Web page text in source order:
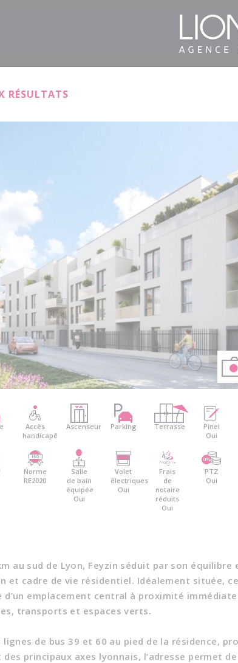
RÉSULTATS
Accès
handicapé
Ascenseur Parking Terrasse
Pinel
Oui
Norme
RE2020
Salle
de bain
équipée
Oui
Volet
électriques
Oui
Frais
de
notaire
réduits
Oui
PTZ
Oui
au sud de Lyon, Feyzin séduit par son équilibre
et cadre de vie résidentiel. Idéalement située,
emplacement central à proximité immédiate
transports et espaces verts.
lignes de bus 39 et 60 au pied de la résidence,
des principaux axes lyonnais, l’adresse permet